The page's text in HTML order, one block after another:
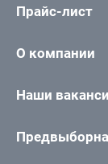
Прайс-лист
О компании
Наши